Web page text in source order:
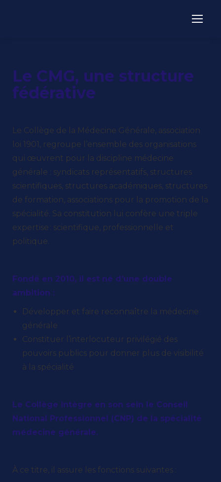
Le CMG, une structure
fédérative
Le Collège de la Médecine Générale, association
loi 1901, regroupe l’ensemble des organisations
qui œuvrent pour la discipline médecine
générale : syndicats représentatifs, structures
scientifiques, structures académiques, structures
de formation, associations pour la promotion de la
spécialité. Sa constitution lui confère une triple
expertise : scientifique, professionnelle et
politique.
Fondé en 2010, il est né d’une double
ambition :
Développer et faire reconnaître la médecine
générale
Constituer l’interlocuteur privilégié des
pouvoirs publics pour donner plus de visibilité
à la spécialité
Le Collège intègre en son sein le Conseil
National Professionnel (CNP) de la spécialité
médecine générale.
À ce titre, il assure les fonctions suivantes :